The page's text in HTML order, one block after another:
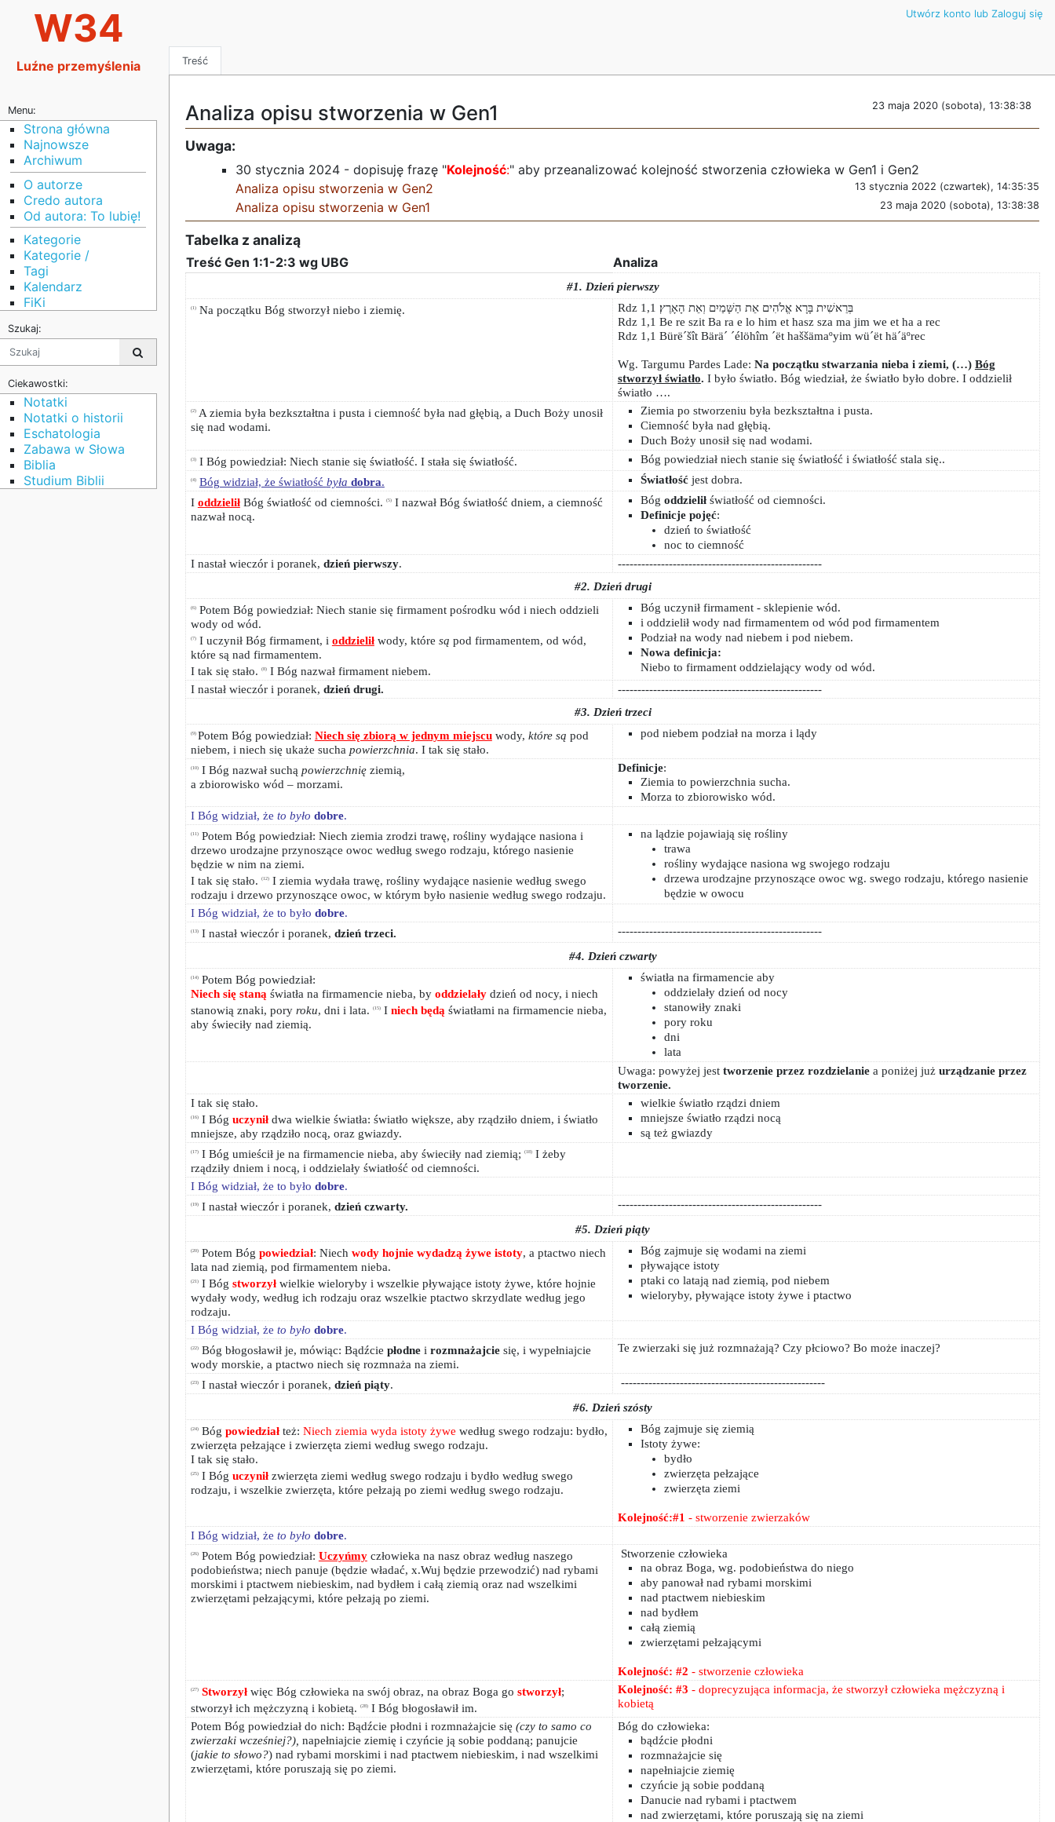
W34
Luźne przemyślenia
Menu:
Strona główna
Najnowsze
Archiwum
O autorze
Credo autora
Od autora: To lubię!
Kategorie
Kategorie /
Tagi
Kalendarz
FiKi
Szukaj:
Ciekawostki:
Notatki
Notatki o historii
Eschatologia
Zabawa w Słowa
Biblia
Studium Biblii
Utwórz konto lub Zaloguj się
Treść
23 maja 2020 (sobota), 13:38:38
Analiza opisu stworzenia w Gen1
Uwaga:
30 stycznia 2024 - dopisuję frazę "Kolejność:" aby przeanalizować kolejność stworzenia człowieka w Gen1 i Gen2
Analiza opisu stworzenia w Gen2
13 stycznia 2022 (czwartek), 14:35:35
Analiza opisu stworzenia w Gen1 23 maja 2020 (sobota), 13:38:38
Tabelka z analizą
Treść Gen 1:1-2:3 wg UBG Analiza
#1. Dzień pierwszy
(1)Na początku Bóg stworzył niebo i ziemię.
Rdz 1,1 בְּרֵאשִׁית בָּרָא אֱלֹהִים אֵת הַשָּׁמַיִם וְאֵת הָאָרֶץ׃
Rdz 1,1 Be re szit Ba ra e lo him et hasz sza ma jim we et ha a rec
Rdz 1,1 Bürë´šît Bärä´ ´élöhîm ´ët haššämaºyim wü´ët hä´äºrec
Wg. Targumu Pardes Lade: Na początku stwarzania nieba i ziemi, (…) Bóg
stworzył światło. I było światło. Bóg wiedział, że światło było dobre. I oddzielił
światło ….
(2)A ziemia była bezkształtna i pusta i ciemność była nad głębią, a Duch Boży unosił
się nad wodami.
Ziemia po stworzeniu była bezkształtna i pusta.
Ciemność była nad głębią.
Duch Boży unosił się nad wodami.
(3)I Bóg powiedział: Niech stanie się światłość. I stała się światłość. Bóg powiedział niech stanie się światłość i światłość stala się..
(4) Bóg widział, że światłość była dobra. Światłość jest dobra.
I oddzieliłBóg światłość od ciemności. (5)I nazwał Bóg światłość dniem, a ciemność
nazwał nocą.
Bógoddzielił światłość od ciemności.
Definicje pojęć:
dzień to światłość
noc to ciemność
I nastał wieczór i poranek, dzień pierwszy.
----------------------------------------------------
#2. Dzień drugi
(6)Potem Bóg powiedział: Niech stanie się firmament pośrodku wód i niech oddzieli
wody od wód.
(7)I uczynił Bóg firmament, i oddzieliłwody, które są pod firmamentem, od wód,
które są nad firmamentem.
I tak się stało.
(8)I Bóg nazwał firmament niebem.
Bóg uczynił firmament - sklepienie wód.
i oddzielił wody nad firmamentem od wód pod firmamentem
Podział na wody nad niebem i pod niebem.
Nowa definicja:
Niebo to firmament oddzielający wody od wód.
I nastał wieczór i poranek, dzień drugi.
----------------------------------------------------
#3. Dzień trzeci
(9) Potem Bóg powiedział: Niech się zbiorą w jednym miejscuwody, które są pod
niebem, i niech się ukaże sucha powierzchnia. I tak się stało.
pod niebem podział na morza i lądy
(10)I Bóg nazwał suchą powierzchnięziemią,
a zbiorowisko wód – morzami.
Definicje:
Ziemia to powierzchnia sucha.
Morza to zbiorowisko wód.
I Bóg widział, że to było dobre.
(11)Potem Bóg powiedział: Niech ziemia zrodzi trawę, rośliny wydające nasiona i
drzewo urodzajne przynoszące owoc według swego rodzaju, którego nasienie
będzie w nim na ziemi.
I tak się stało.
(12)I ziemia wydała trawę, rośliny wydające nasienie według swego
rodzaju i drzewo przynoszące owoc, w którym było nasienie według swego rodzaju.
na lądzie pojawiają się rośliny
trawa
rośliny wydające nasiona wg swojego rodzaju
drzewa urodzajne przynoszące owoc wg. swego rodzaju, którego nasienie
będzie w owocu
I Bóg widział, że to było dobre.
(13)I nastał wieczór i poranek, dzień trzeci. ----------------------------------------------------
#4. Dzień czwarty
(14)Potem Bóg powiedział:
Niech się staną światła na firmamencie nieba, by oddzielałydzień od nocy, i niech
stanowią znaki, pory roku, dni i lata. (15)I niech będą światłami na firmamencie nieba,
aby świeciły nad ziemią.
światła na firmamencie aby
oddzielały dzień od nocy
stanowiły znaki
pory roku
dni
lata
Uwaga: powyżej jest tworzenie przez rozdzielaniea poniżej już urządzanie przez
tworzenie.
I tak się stało.
(16)I Bóg uczyniłdwa wielkie światła: światło większe, aby rządziło dniem, i światło
mniejsze, aby rządziło nocą, oraz gwiazdy.
wielkie światło rządzi dniem
mniejsze światło rządzi nocą
są też gwiazdy
(17)I Bóg umieścił je na firmamencie nieba, aby świeciły nad ziemią; (18)I żeby
rządziły dniem i nocą, i oddzielały światłość od ciemności.
I Bóg widział, że to było dobre.
(19)I nastał wieczór i poranek, dzień czwarty. ----------------------------------------------------
#5. Dzień piąty
(20)Potem Bóg powiedział: Niech wody hojnie wydadzą żywe istoty, a ptactwo niech
lata nad ziemią, pod firmamentem nieba.
(21)I Bóg stworzyłwielkie wieloryby i wszelkie pływające istoty żywe, które hojnie
wydały wody, według ich rodzaju oraz wszelkie ptactwo skrzydlate według jego
rodzaju.
Bóg zajmuje się wodami na ziemi
pływające istoty
ptaki co latają nad ziemią, pod niebem
wieloryby, pływające istoty żywe i ptactwo
I Bóg widział, że to było dobre.
(22)Bóg błogosławił je, mówiąc: Bądźcie płodnei rozmnażajciesię, i wypełniajcie
wody morskie, a ptactwo niech się rozmnaża na ziemi.
Te zwierzaki się już rozmnażają? Czy płciowo? Bo może inaczej?
(23)I nastał wieczór i poranek, dzień piąty. ----------------------------------------------------
#6. Dzień szósty
(24)Bóg powiedziałteż: Niech ziemia wyda istoty żywe według swego rodzaju: bydło,
zwierzęta pełzające i zwierzęta ziemi według swego rodzaju.
I tak się stało.
(25)I Bóg uczyniłzwierzęta ziemi według swego rodzaju i bydło według swego
rodzaju, i wszelkie zwierzęta, które pełzają po ziemi według swego rodzaju.
Bóg zajmuje się ziemią
Istoty żywe:
bydło
zwierzęta pełzające
zwierzęta ziemi
Kolejność:#1 - stworzenie zwierzaków
I Bóg widział, że to było dobre.
(26)Potem Bóg powiedział: Uczyńmyczłowieka na nasz obraz według naszego
podobieństwa; niech panuje (będzie władać, x.Wuj będzie przewodzić) nad rybami
morskimi i ptactwem niebieskim, nad bydłem i całą ziemią oraz nad wszelkimi
zwierzętami pełzającymi, które pełzają po ziemi.
Stworzenie człowieka
na obraz Boga, wg. podobieństwa do niego
aby panował nad rybami morskimi
nad ptactwem niebieskim
nad bydłem
całą ziemią
zwierzętami pełzającymi
Kolejność: #2 - stworzenie człowieka
(27) Stworzyłwięc Bóg człowieka na swój obraz, na obraz Boga go stworzył;
stworzył ich mężczyzną i kobietą.
(28)I Bóg błogosławił im.
Kolejność: #3 - doprecyzująca informacja, że stworzył człowieka mężczyzną i
kobietą
Potem Bóg powiedział do nich: Bądźcie płodni i rozmnażajcie się (czy to samo co
zwierzaki wcześniej?), napełniajcie ziemię i czyńcie ją sobie poddaną; panujcie
(jakie to słowo?) nad rybami morskimi i nad ptactwem niebieskim, i nad wszelkimi
zwierzętami, które poruszają się po ziemi.
Bóg do człowieka:
bądźcie płodni
rozmnażajcie się
napełniajcie ziemię
czyńcie ją sobie poddaną
Danucie nad rybami i ptactwem
nad zwierzętami, które poruszają się na ziemi